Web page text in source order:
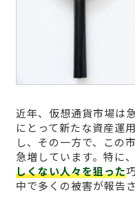
近年、仮想通貨市場は
にとって新たな資産運
し、その一方で、この
急増しています。特に、
しくない人々を狙った
中で多くの被害が報告